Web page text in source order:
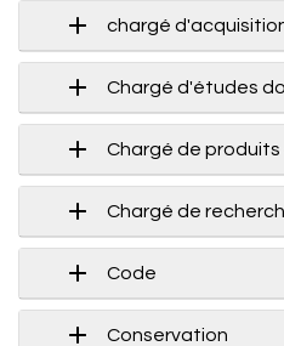
chargé
Chargé d'études
Chargé de
Chargé de
Code
Conservation